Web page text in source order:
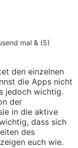
mal & (5)
den einzelnen
die Apps nicht
jedoch wichtig.
der
in die aktive
dass sich
des
euch wie.